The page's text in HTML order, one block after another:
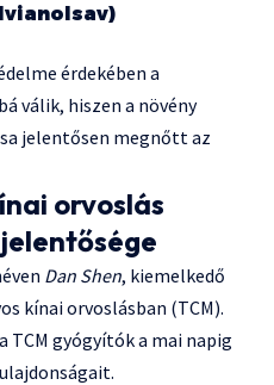
érdekében a
válik, hiszen a növény
jelentősen megnőtt az
orvoslás
Dan Shen, kiemelkedő
kínai orvoslásban (TCM).
TCM gyógyítók a mai napig